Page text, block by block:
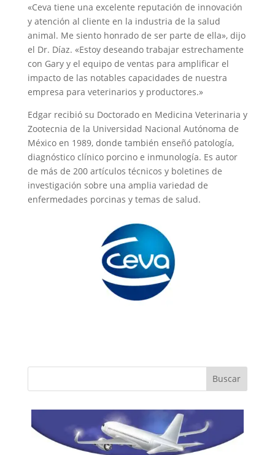
«Ceva tiene una excelente reputación de innovación
y atención al cliente en la industria de la salud
animal. Me siento honrado de ser parte de ella», dijo
el Dr. Díaz. «Estoy deseando trabajar estrechamente
con Gary y el equipo de ventas para amplificar el
impacto de las notables capacidades de nuestra
empresa para veterinarios y productores.»
Edgar recibió su Doctorado en Medicina Veterinaria y
Zootecnia de la Universidad Nacional Autónoma de
México en 1989, donde también enseñó patología,
diagnóstico clínico porcino e inmunología. Es autor
de más de 200 artículos técnicos y boletines de
investigación sobre una amplia variedad de
enfermedades porcinas y temas de salud.
Buscar